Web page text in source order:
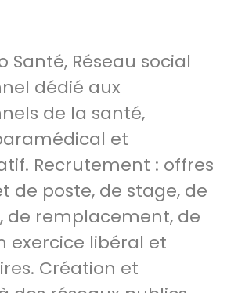
Santé, Réseau social
dédié aux
de la santé,
et
Recrutement : offres
de poste, de stage, de
de remplacement, de
exercice libéral et
Création et